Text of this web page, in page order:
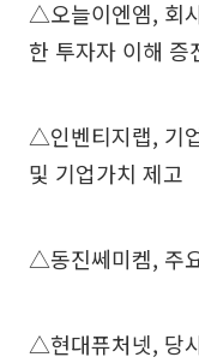
△오늘이엔엠, 회
한 투자자 이해 증
△인벤티지랩, 기
및 기업가치 제고
△동진쎄미켐, 주
△현대퓨처넷, 당